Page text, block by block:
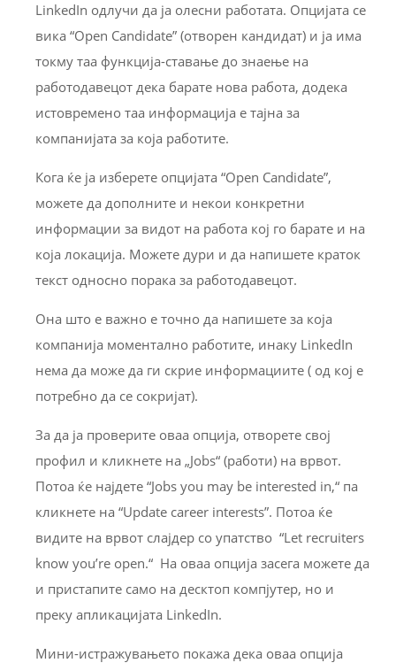
LinkedIn одлучи да ја олесни работата. Опцијата се
вика “Open Candidate” (отворен кандидат) и ја има
токму таа функција-ставање до знаење на
работодавецот дека барате нова работа, додека
истовремено таа информација е тајна за
компанијата за која работите.
Кога ќе ја изберете опцијата “Open Candidate”,
можете да дополните и некои конкретни
информации за видот на работа кој го барате и на
која локација. Можете дури и да напишете краток
текст односно порака за работодавецот.
Она што е важно е точно да напишете за која
компанија моментално работите, инаку LinkedIn
нема да може да ги скрие информациите ( од кој е
потребно да се сокријат).
За да ја проверите оваа опција, отворете свој
профил и кликнете на „Jobs“ (работи) на врвот.
Потоа ќе најдете “Jobs you may be interested in,“ па
кликнете на “Update career interests”. Потоа ќе
видите на врвот слајдер со упатство “Let recruiters
know you’re open.“ На оваа опција засега можете да
и пристапите само на десктоп компјутер, но и
преку апликацијата LinkedIn.
Мини-истражувањето покажа дека оваа опција